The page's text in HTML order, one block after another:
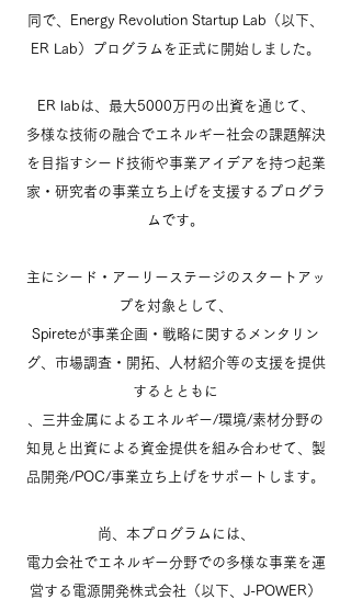
同で、Energy Revolution Startup Lab（以下、
ER Lab）プログラムを正式に開始しました。
ER labは、最大5000万円の出資を通じて、
多様な技術の融合でエネルギー社会の課題解決
を目指すシード技術や事業アイデアを持つ起業
家・研究者の事業立ち上げを支援するプログラ
ムです。
主にシード・アーリーステージのスタートアッ
プを対象として、
Spireteが事業企画・戦略に関するメンタリン
グ、市場調査・開拓、人材紹介等の支援を提供
するとともに
、三井金属によるエネルギー/環境/素材分野の
知見と出資による資金提供を組み合わせて、製
品開発/POC/事業立ち上げをサポートします。
尚、本プログラムには、
電力会社でエネルギー分野での多様な事業を運
営する電源開発株式会社（以下、J-POWER）